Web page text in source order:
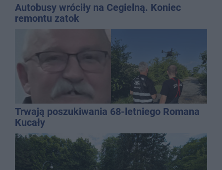
Autobusy wróciły na Cegielną. Koniec
remontu zatok
Trwają poszukiwania 68-letniego Romana
Kucały